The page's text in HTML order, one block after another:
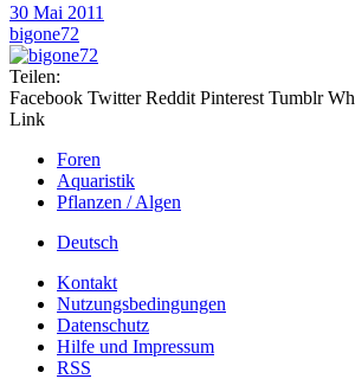
30 Mai 2011
bigone72
Teilen:
Facebook Twitter Reddit Pinterest Tumblr
Link
Foren
Aquaristik
Pflanzen / Algen
Deutsch
Kontakt
Nutzungsbedingungen
Datenschutz
Hilfe und Impressum
RSS